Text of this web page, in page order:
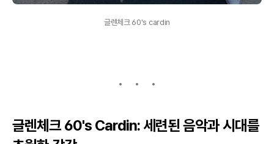
글렌체크 60's cardin
글렌체크 60's Cardin: 세련된 음악과 시대를